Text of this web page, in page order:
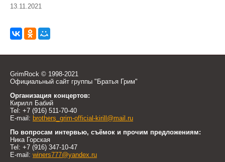
13.11.2021
GrimRock © 1998-2021
Официальный сайт группы "Братья Грим"
Организация концертов:
Кирилл Бабий
Tel: +7 (916) 511-70-40
E-mail: brothers_grim-official-kirill@mail.ru
По вопросам интервью, съёмок и прочим предложениям:
Ника Горская
Tel: +7 (916) 347-10-47
E-mail: winers777@yandex.ru